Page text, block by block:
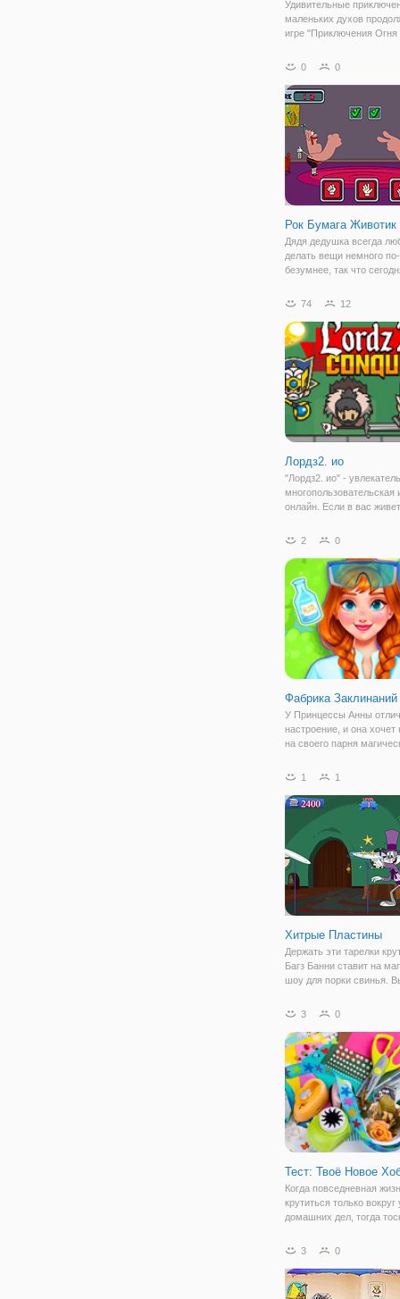
Удивительные
маленьких духов
игре "Приключения
потусторонний мир,
мальчиком Огнём и
Водой вы
0 0
Рок Бумага Животик
Дядя дедушка всегда
делать вещи немного
безумнее, так что
рок - бумага - ножницы
собираетесь опробовать
74 12
Лордз2. ио
"Лордз2. ио" -
многопользовательская
онлайн. Если в вас
завоеваниям, то флешка
окажетесь в мире магии
сражений. И все ради
2 0
Фабрика
У Принцессы Анны
настроение, и она хочет
на своего парня
бросает вам вызов,
магических образов.
повеселиться вместе с
1 1
Хитрые Пластины
Держать эти тарелки
Багз Банни ставит на
шоу для порки свинья.
пластин трюки? Нажать
ударов о землю и
3 0
Тест: Твоё Новое
Когда повседневная
крутиться только
домашних дел, тогда
и энергию только на
человек становиться
впадает
3 0